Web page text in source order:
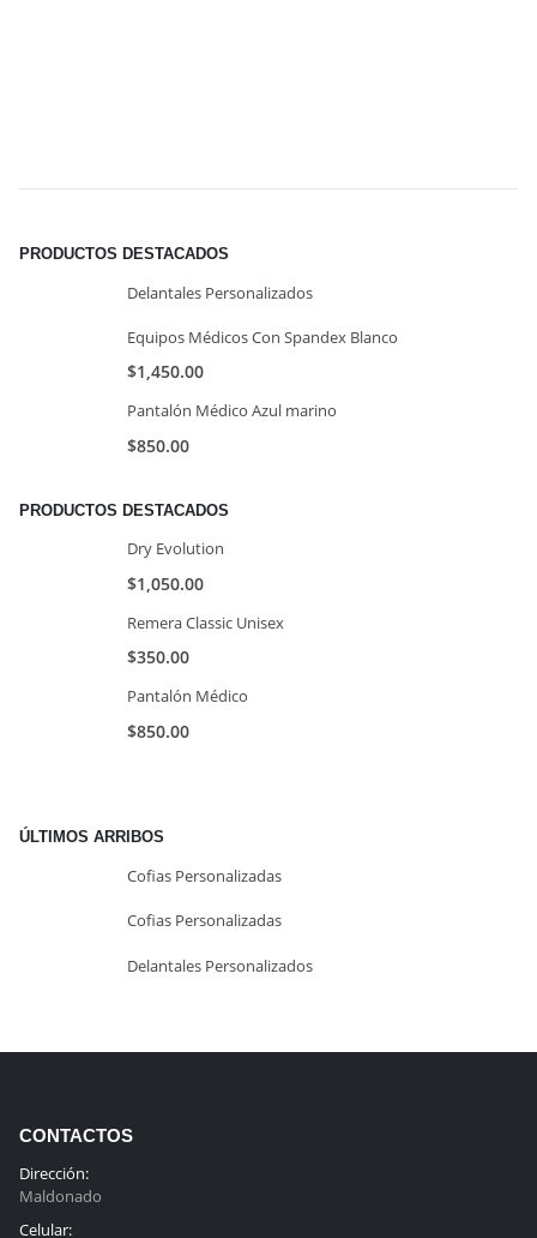
PRODUCTOS DESTACADOS
Delantales Personalizados
Equipos Médicos Con Spandex Blanco
$1,450.00
Pantalón Médico Azul marino
$850.00
PRODUCTOS DESTACADOS
Dry Evolution
$1,050.00
Remera Classic Unisex
$350.00
Pantalón Médico
$850.00
ÚLTIMOS ARRIBOS
Cofias Personalizadas
Cofias Personalizadas
Delantales Personalizados
CONTACTOS
Dirección:
Maldonado
Celular: